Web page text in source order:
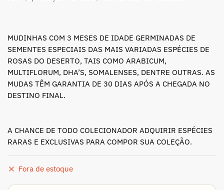
MUDINHAS COM 3 MESES DE IDADE GERMINADAS DE
SEMENTES ESPECIAIS DAS MAIS VARIADAS ESPÉCIES DE
ROSAS DO DESERTO, TAIS COMO ARABICUM,
MULTIFLORUM, DHA’S, SOMALENSES, DENTRE OUTRAS. AS
MUDAS TÊM GARANTIA DE 30 DIAS APÓS A CHEGADA NO
DESTINO FINAL.
A CHANCE DE TODO COLECIONADOR ADQUIRIR ESPÉCIES
RARAS E EXCLUSIVAS PARA COMPOR SUA COLEÇÃO.
Fora de estoque